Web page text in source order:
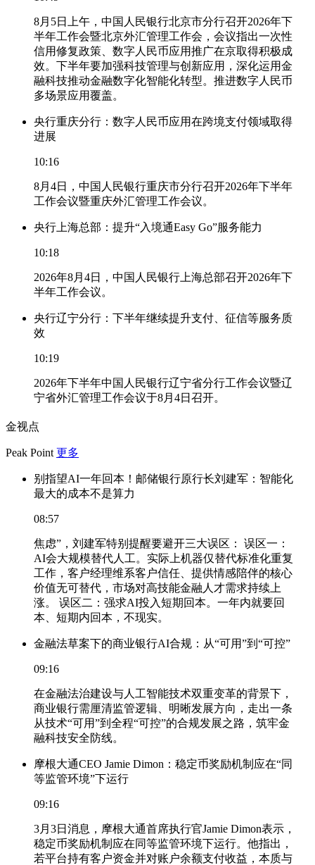
8月5日上午，中国人民银行北京市分行召开2026年下
半年工作会暨北京外汇管理工作会，会议指出一次性
信用修复政策、数字人民币应用推广在京取得积极成
效。下半年要加强科技管理与创新应用，深化运用金
融科技推动金融数字化智能化转型。推进数字人民币
多场景应用覆盖。
央行重庆分行：数字人民币应用在跨境支付领域取得
进展
10:16
8月4日，中国人民银行重庆市分行召开2026年下半年
工作会议暨重庆外汇管理工作会议。
央行上海总部：提升“入境通Easy Go”服务能力
10:18
2026年8月4日，中国人民银行上海总部召开2026年下
半年工作会议。
央行辽宁分行：下半年继续提升支付、征信等服务质
效
10:19
2026年下半年中国人民银行辽宁省分行工作会议暨辽
宁省外汇管理工作会议于8月4日召开。
金视点
Peak Point 更多
别指望AI一年回本！邮储银行原行长刘建军：智能化
最大的成本不是算力
08:57
焦虑”，刘建军特别提醒要避开三大误区： 误区一：
AI会大规模替代人工。实际上机器仅替代标准化重复
工作，客户经理维系客户信任、提供情感陪伴的核心
价值无可替代，市场对高技能金融人才需求持续上
涨。 误区二：强求AI投入短期回本。一年内就要回
本、短期内回本，不现实。
金融法草案下的商业银行AI合规：从“可用”到“可控”
09:16
在金融法治建设与人工智能技术双重变革的背景下，
商业银行需厘清监管逻辑、明晰发展方向，走出一条
从技术“可用”到全程“可控”的合规发展之路，筑牢金
融科技安全防线。
摩根大通CEO Jamie Dimon：稳定币奖励机制应在“同
等监管环境”下运行
09:16
3月3日消息，摩根大通首席执行官Jamie Dimon表示，
稳定币奖励机制应在同等监管环境下运行。他指出，
若平台持有客户资金并对账户余额支付收益，本质与